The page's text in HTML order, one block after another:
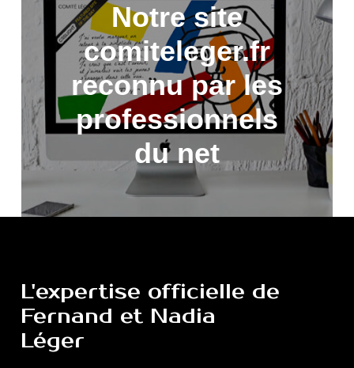
Notre site
comiteleger.fr
reconnu par les
professionnels
du net
L'expertise officielle de
Fernand et Nadia
Léger